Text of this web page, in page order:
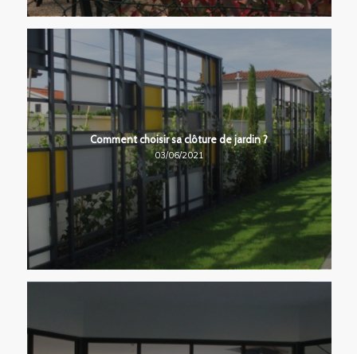
Comment choisir sa clôture de jardin ?
03/06/2021